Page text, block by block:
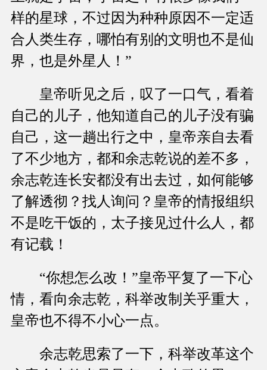
样的星球，不过因为种种原因不一定适
合人类生存，哪怕有别的文明也不是仙
界，也是外星人！”
皇帝听见之后，叹了一口气，看着
自己的儿子，他知道自己的儿子没有骗
自己，这一趟出行之中，皇帝亲自去看
了不少地方，都和余志乾说的差不多，
余志乾连长安都没有出去过，如何能够
了解透彻？找人询问？皇帝的情报组织
不是吃干饭的，太子接见过什么人，都
有记载！
“你想怎么改！”皇帝平复了一下心
情，看向余志乾，科举改制关乎重大，
皇帝也不得不小心一点。
余志乾思索了一下，科举改革这个